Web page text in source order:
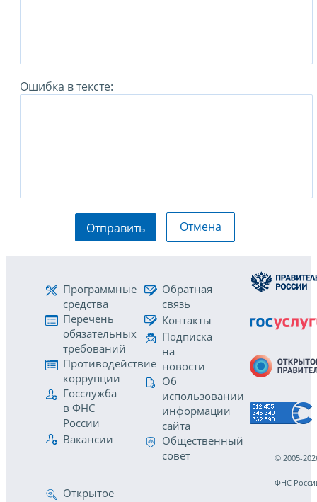
Ошибка в тексте:
Отправить Отмена
Программные
средства
Перечень
обязательных
требований
Противодействие
коррупции
Госслужба
в ФНС
России
Вакансии
Обратная
связь
Контакты
Подписка
на
новости
Об
использовании
информации
сайта
Общественный
совет
Открытое
© 2005-
ФНС